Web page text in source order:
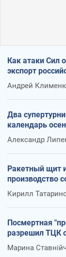
Как атаки Сил
экспорт
Андрей
Два
календарь
Александр
Ракетный щит
производство
Кирилл
Посмертная
разрешил ТЦК
Марина